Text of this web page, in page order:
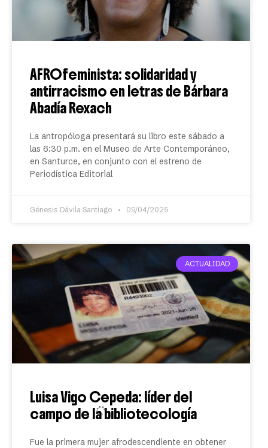
AFROfeminista: solidaridad y
antirracismo en letras de Bárbara
Abadía Rexach
La antropóloga presentará su libro este sábado a
las 6:30 p.m. en el Museo de Arte Contemporáneo,
en Santurce, en conjunto con el estreno de
Periodística Editorial
Génesis Dávila Santiago 09/04/2025
ACTUALIDAD
Luisa Vigo Cepeda: líder del
campo de la bibliotecología
Fue la primera mujer afrodescendiente en obtener